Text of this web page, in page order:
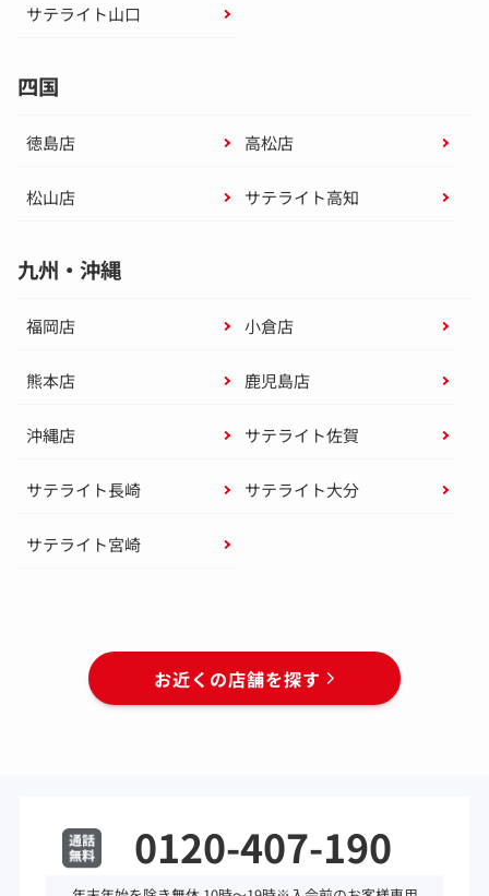
サテライト山口
四国
徳島店 高松店
松山店 サテライト高知
九州・沖縄
福岡店 小倉店
熊本店 鹿児島店
沖縄店 サテライト佐賀
サテライト長崎 サテライト大分
サテライト宮崎
お近くの店舗を探す
0120-407-190